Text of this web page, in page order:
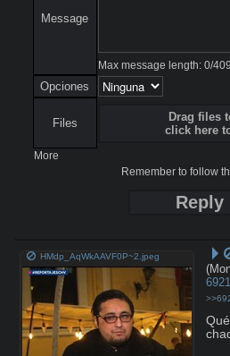
Message
Max message length: 0/
Opciones
Files
Drag files
click here
More
Remember to follow
Reply
HMdp_AqWkAAVF0P~2.jpeg